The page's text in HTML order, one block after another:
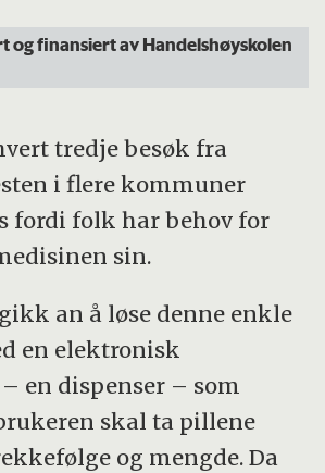
og finansiert av Handelshøyskolen
tredje besøk fra
i flere kommuner
fordi folk har behov for
sin.
an å løse denne enkle
en elektronisk
en dispenser – som
skal ta pillene
og mengde. Da